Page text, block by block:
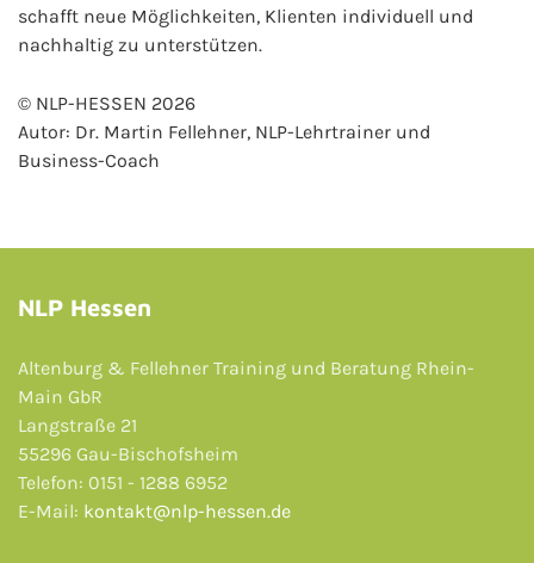
schafft neue Möglichkeiten, Klienten individuell und
nachhaltig zu unterstützen.
© NLP-HESSEN 2026
Autor: Dr. Martin Fellehner, NLP-Lehrtrainer und
Business-Coach
NLP Hessen
Altenburg & Fellehner Training und Beratung Rhein-
Main GbR
Langstraße 21
55296 Gau-Bischofsheim
Telefon: 0151 - 1288 6952
E-Mail: kontakt@nlp-hessen.de